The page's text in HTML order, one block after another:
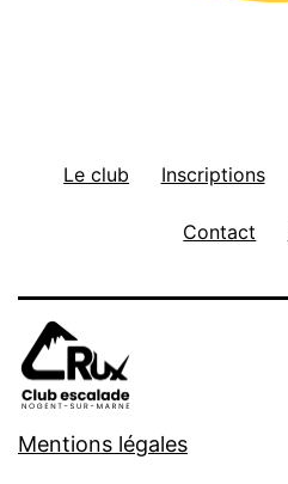
Le club Inscriptions
Contact
Mentions légales